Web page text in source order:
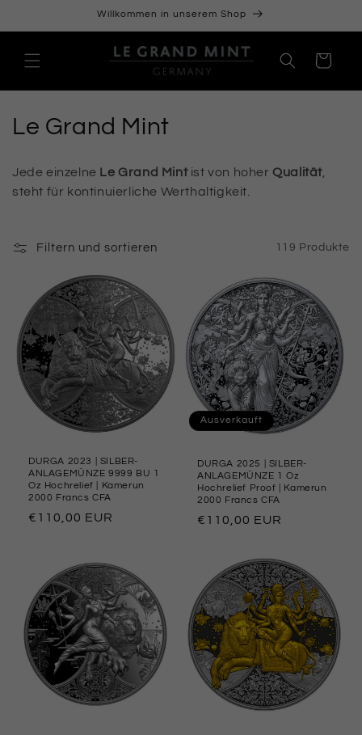
Inhalt
Willkommen in unserem Shop
Warenkorb
K
t
g
e
Le Grand Mint
Jede einzelne Le Grand Mintist von hoherQualität
steht für kontinuierliche Werthaltigkeit.
Filtern und sortieren 119 Produkte
DURGA 2023 | SILBER-
ANLAGEMÜNZE 9999 BU 1
Oz Hochrelief | Kamerun
2000 Francs CFA
Normaler
€110,00 EUR
Ausverkauft
DURGA 2025 | SILBER-
ANLAGEMÜNZE 1 Oz
Hochrelief Proof | Kamerun
2000 Francs CFA
Normaler
€110,00 EUR